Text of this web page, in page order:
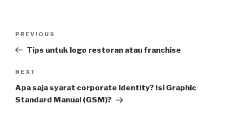
Previous
Post
PREVIOUS
Tips untuk logo restoran atau franchise
Next
Post
NEXT
Apa saja syarat corporate identity? Isi Graphic
Standard Manual (GSM)?